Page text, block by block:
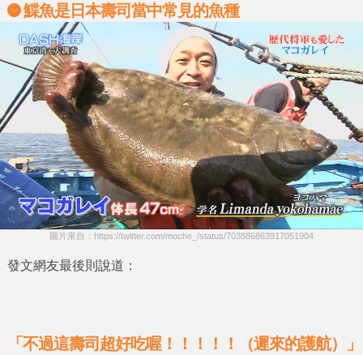
鰈魚是日本壽司當中常見的魚種
圖片來自：https://twitter.com/moche_/status/703886863917051904
發文網友最後則說道：
「不過這壽司超好吃喔！！！！！（遲來的護航）」